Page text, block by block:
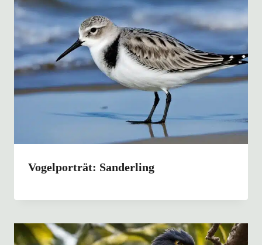
Vogelporträt: Sanderling